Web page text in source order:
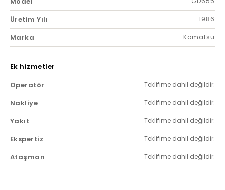
Üretim Yılı 1986
Marka Komatsu
Ek hizmetler
Operatör
Teklifime dahil değildir.
Nakliye Teklifime dahil değildir.
Yakıt Teklifime dahil değildir.
Ekspertiz Teklifime dahil değildir.
Ataşman Teklifime dahil değildir.